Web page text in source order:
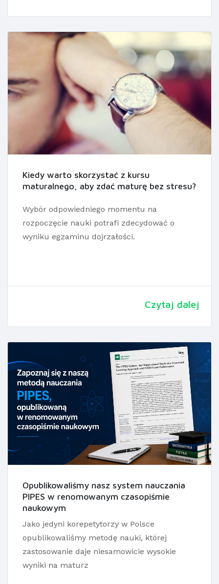
Kiedy warto skorzystać z kursu
maturalnego, aby zdać maturę bez stresu?
Wybór odpowiedniego momentu na
rozpoczęcie nauki potrafi zdecydować o
wyniku egzaminu dojrzałości.
Czytaj dalej
Opublikowaliśmy nasz system nauczania
PIPES w renomowanym czasopiśmie
naukowym
Jako jedyni korepetytorzy w Polsce
opublikowaliśmy metodę nauki, której
zastosowanie daje niesamowicie wysokie
wyniki na maturz